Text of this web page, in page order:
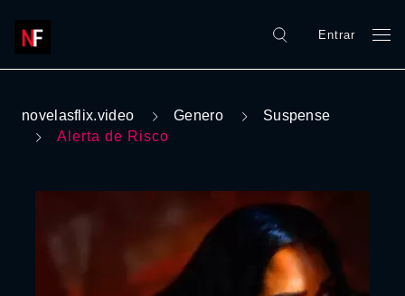
Entrar
novelasflix.video Genero
Suspense
Alerta de Risco